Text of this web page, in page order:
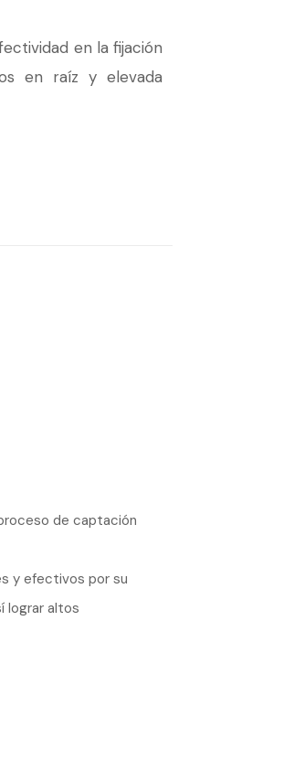
en la fijación
en raíz y elevada
de captación
y efectivos por su
lograr altos